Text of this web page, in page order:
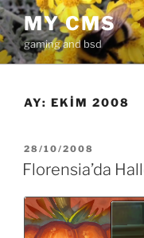
İçeriğe
geç MY CMS
gaming and bsd
AY: EKIM 2008
YAYIM
TARIHI
28/10/2008
Florensia’da